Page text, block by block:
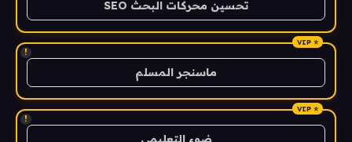
تحسين محركات البحث SEO
!
ماسنجر المسلم
!
ضوء التعليمي